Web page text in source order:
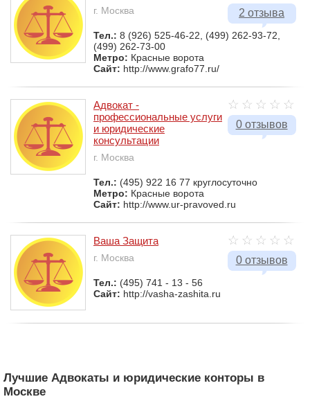
2 отзыва
г. Москва
Тел.: 8 (926) 525-46-22, (499) 262-93-72,
(499) 262-73-00
Метро: Красные ворота
Сайт: http://www.grafo77.ru/
0 отзывов
Адвокат -
профессиональные услуги
и юридические
консультации
г. Москва
Тел.: (495) 922 16 77 круглосуточно
Метро: Красные ворота
Сайт: http://www.ur-pravoved.ru
0 отзывов
Ваша Защита
г. Москва
Тел.: (495) 741 - 13 - 56
Сайт: http://vasha-zashita.ru
Лучшие Адвокаты и юридические конторы в
Москве